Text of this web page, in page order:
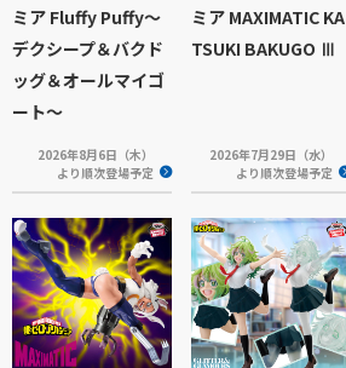
ミア Fluffy Puffy～
デクシープ＆バクド
ッグ＆オールマイゴ
ート～
2026年8月6日（木）
より順次登場予定
ミア MAXIMATIC KA
TSUKI BAKUGO Ⅲ
2026年7月29日（水）
より順次登場予定